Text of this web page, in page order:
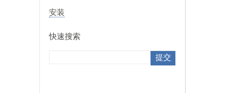
安装
快速搜索